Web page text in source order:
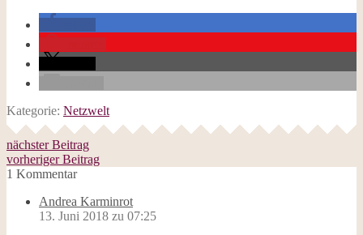
Kategorie: Netzwelt
nächster Beitrag
vorheriger Beitrag
1 Kommentar
Andrea Karminrot
13. Juni 2018 zu 07:25